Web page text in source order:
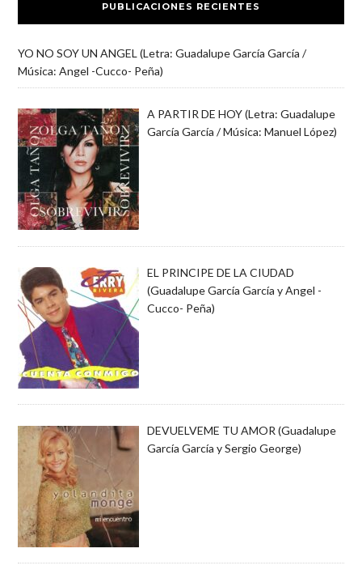
PUBLICACIONES RECIENTES
YO NO SOY UN ANGEL (Letra: Guadalupe García García /
Música: Angel -Cucco- Peña)
A PARTIR DE HOY (Letra: Guadalupe
García García / Música: Manuel López)
EL PRINCIPE DE LA CIUDAD
(Guadalupe García García y Angel -
Cucco- Peña)
DEVUELVEME TU AMOR (Guadalupe
García García y Sergio George)